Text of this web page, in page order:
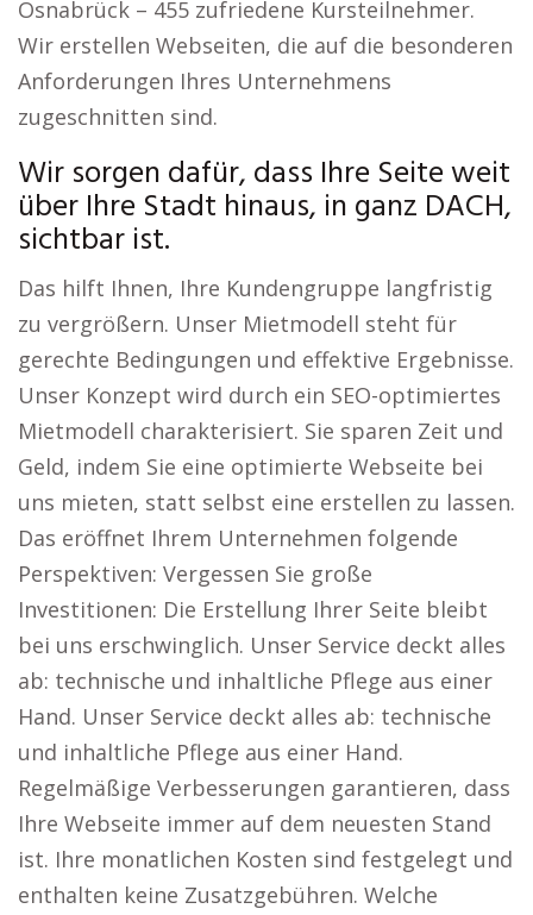
Osnabrück – 455 zufriedene Kursteilnehmer.
Wir erstellen Webseiten, die auf die besonderen
Anforderungen Ihres Unternehmens
zugeschnitten sind.
Wir sorgen dafür, dass Ihre Seite weit
über Ihre Stadt hinaus, in ganz DACH,
sichtbar ist.
Das hilft Ihnen, Ihre Kundengruppe langfristig
zu vergrößern. Unser Mietmodell steht für
gerechte Bedingungen und effektive Ergebnisse.
Unser Konzept wird durch ein SEO-optimiertes
Mietmodell charakterisiert. Sie sparen Zeit und
Geld, indem Sie eine optimierte Webseite bei
uns mieten, statt selbst eine erstellen zu lassen.
Das eröffnet Ihrem Unternehmen folgende
Perspektiven: Vergessen Sie große
Investitionen: Die Erstellung Ihrer Seite bleibt
bei uns erschwinglich. Unser Service deckt alles
ab: technische und inhaltliche Pflege aus einer
Hand. Unser Service deckt alles ab: technische
und inhaltliche Pflege aus einer Hand.
Regelmäßige Verbesserungen garantieren, dass
Ihre Webseite immer auf dem neuesten Stand
ist. Ihre monatlichen Kosten sind festgelegt und
enthalten keine Zusatzgebühren. Welche